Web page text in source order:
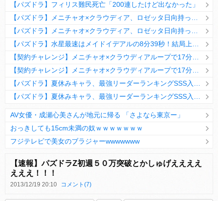
【パズドラ】フィリス難民死亡「200連したけど出なかった」
Powered by livedoor 相互RSS
AV女優・成瀬心美さんが地元に帰る 「さよなら東京ー」
おっきしても15cm未満の奴ｗｗｗｗｗｗｗ
フジテレビで美女のブラジャーwwwwwww
【速報】パズドラZ初週５０万突破とかしゅげええええ
えええ！！！
2013/12/19 20:10 コメント(7)